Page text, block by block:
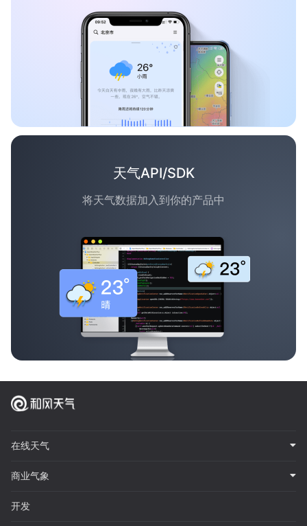
天气API/SDK
将天气数据加入到你的产品中
在线天气
商业气象
开发